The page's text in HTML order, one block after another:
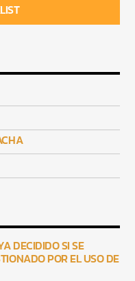
DECIDIDO SI SE
POR EL USO DE